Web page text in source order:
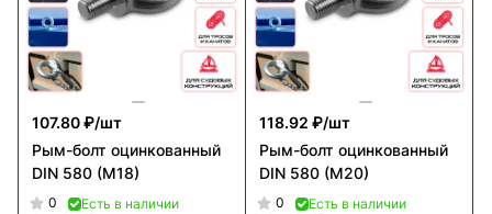
107.80 ₽/шт
Рым-болт оцинкованный
DIN 580 (M18)
0
Есть в наличии
118.92 ₽/шт
Рым-болт оцинкованный
DIN 580 (M20)
0
Есть в наличии